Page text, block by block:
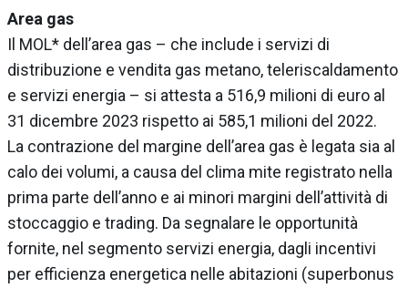
Area gas
Il MOL* dell’area gas – che include i servizi di
distribuzione e vendita gas metano, teleriscaldamento
e servizi energia – si attesta a 516,9 milioni di euro al
31 dicembre 2023 rispetto ai 585,1 milioni del 2022.
La contrazione del margine dell’area gas è legata sia al
calo dei volumi, a causa del clima mite registrato nella
prima parte dell’anno e ai minori margini dell’attività di
stoccaggio e trading. Da segnalare le opportunità
fornite, nel segmento servizi energia, dagli incentivi
per efficienza energetica nelle abitazioni (superbonus